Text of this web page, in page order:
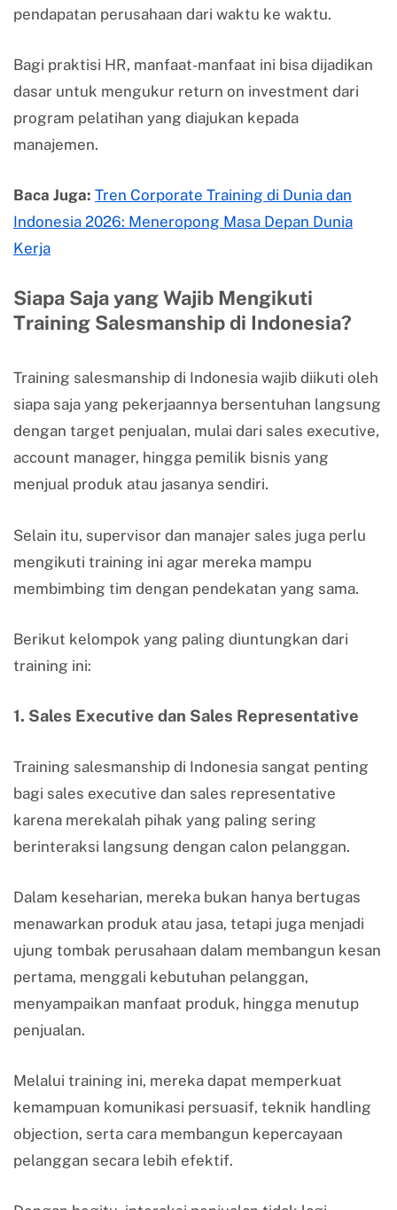
pendapatan perusahaan dari waktu ke waktu.
Bagi praktisi HR, manfaat-manfaat ini bisa dijadikan
dasar untuk mengukur return on investment dari
program pelatihan yang diajukan kepada
manajemen.
Baca Juga: Tren Corporate Training di Dunia dan
Indonesia 2026: Meneropong Masa Depan Dunia
Kerja
Siapa Saja yang Wajib Mengikuti
Training Salesmanship di Indonesia?
Training salesmanship di Indonesia wajib diikuti oleh
siapa saja yang pekerjaannya bersentuhan langsung
dengan target penjualan, mulai dari sales executive,
account manager, hingga pemilik bisnis yang
menjual produk atau jasanya sendiri.
Selain itu, supervisor dan manajer sales juga perlu
mengikuti training ini agar mereka mampu
membimbing tim dengan pendekatan yang sama.
Berikut kelompok yang paling diuntungkan dari
training ini:
1. Sales Executive dan Sales Representative
Training salesmanship di Indonesia sangat penting
bagi sales executive dan sales representative
karena merekalah pihak yang paling sering
berinteraksi langsung dengan calon pelanggan.
Dalam keseharian, mereka bukan hanya bertugas
menawarkan produk atau jasa, tetapi juga menjadi
ujung tombak perusahaan dalam membangun kesan
pertama, menggali kebutuhan pelanggan,
menyampaikan manfaat produk, hingga menutup
penjualan.
Melalui training ini, mereka dapat memperkuat
kemampuan komunikasi persuasif, teknik handling
objection, serta cara membangun kepercayaan
pelanggan secara lebih efektif.